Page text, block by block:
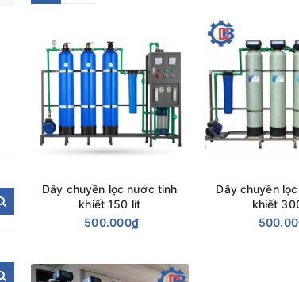
Dây chuyền lọc nước tinh
khiết 150 lít
500.000₫
Dây chuyền
khiết